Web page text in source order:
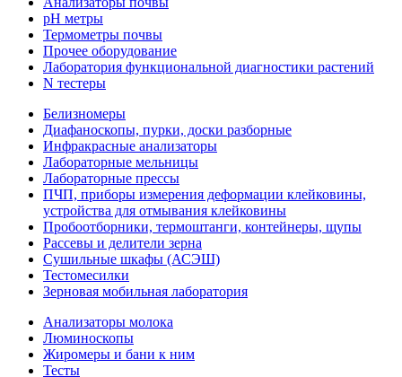
pH метры
Термометры почвы
Прочее оборудование
Лаборатория функциональной диагностики растений
N тестеры
Белизномеры
Диафаноскопы, пурки, доски разборные
Инфракрасные анализаторы
Лабораторные мельницы
Лабораторные прессы
ПЧП, приборы измерения деформации клейковины,
устройства для отмывания клейковины
Пробоотборники, термоштанги, контейнеры, щупы
Рассевы и делители зерна
Сушильные шкафы (АСЭШ)
Тестомесилки
Зерновая мобильная лаборатория
Анализаторы молока
Люминоскопы
Жиромеры и бани к ним
Тесты